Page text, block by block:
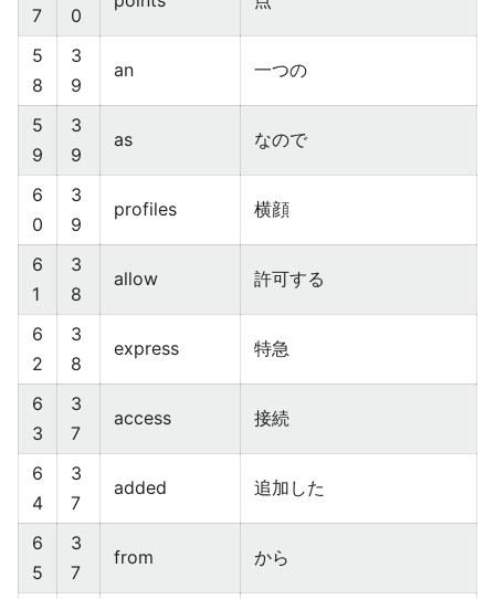
7
0
5
8
3
9
an 一つの
5
9
3
9
as なので
6
0
3
9
profiles 横顔
6
1
3
8
allow 許可する
6
2
3
8
express 特急
6
3
3
7
access 接続
6
4
3
7
added 追加した
6
5
3
7
from から